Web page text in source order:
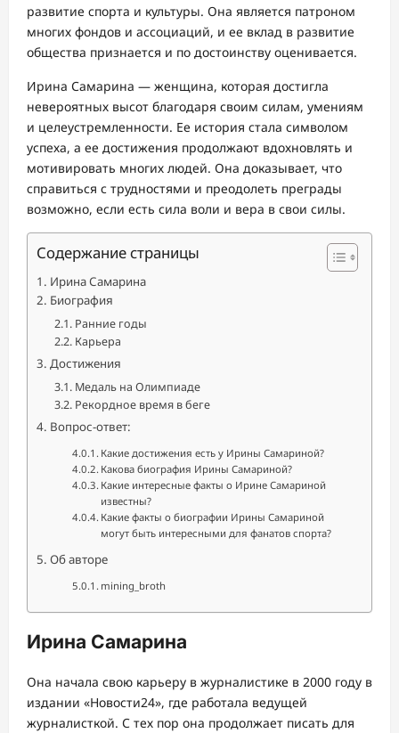
развитие спорта и культуры. Она является патроном
многих фондов и ассоциаций, и ее вклад в развитие
общества признается и по достоинству оценивается.
Ирина Самарина — женщина, которая достигла
невероятных высот благодаря своим силам, умениям
и целеустремленности. Ее история стала символом
успеха, а ее достижения продолжают вдохновлять и
мотивировать многих людей. Она доказывает, что
справиться с трудностями и преодолеть преграды
возможно, если есть сила воли и вера в свои силы.
Содержание страницы
Ирина Самарина
Биография
Ранние годы
Карьера
Достижения
Медаль на Олимпиаде
Рекордное время в беге
Вопрос-ответ:
Какие достижения есть у Ирины Самариной?
Какова биография Ирины Самариной?
Какие интересные факты о Ирине Самариной
известны?
Какие факты о биографии Ирины Самариной
могут быть интересными для фанатов спорта?
Об авторе
mining_broth
Ирина Самарина
Она начала свою карьеру в журналистике в 2000 году в
издании «Новости24», где работала ведущей
журналисткой. С тех пор она продолжает писать для